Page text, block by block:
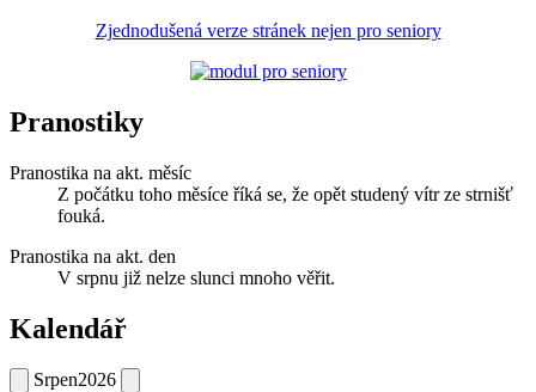
Zjednodušená verze stránek nejen pro seniory
Pranostiky
Pranostika na akt. měsíc
Z počátku toho měsíce říká se, že opět studený vítr ze strnišť
fouká.
Pranostika na akt. den
V srpnu již nelze slunci mnoho věřit.
Kalendář
Srpen2026